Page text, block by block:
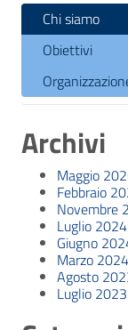
Chi siamo
Obiettivi
Archivi
Maggio
Febbraio
Novembre
Luglio 2024
Giugno
Marzo 2024
Agosto
Luglio 2023